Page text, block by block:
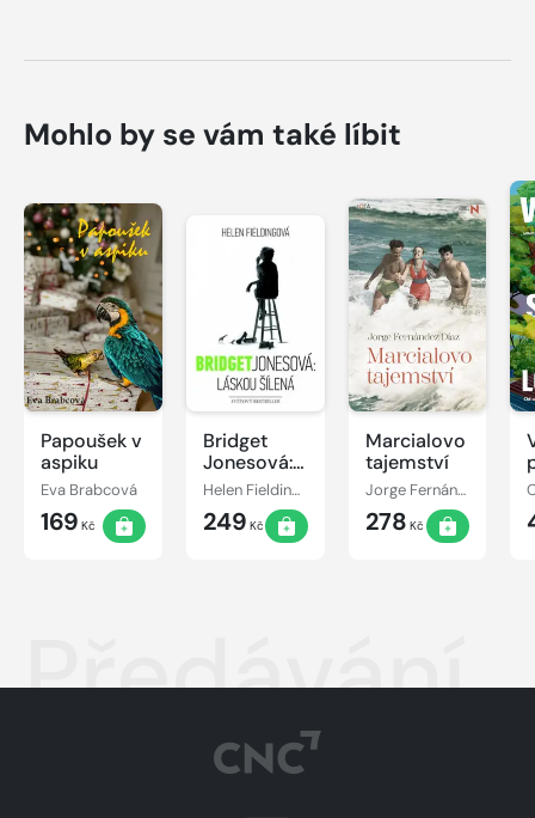
Mohlo by se vám také líbit
Papoušek v
aspiku
Eva Brabcová
169 Kč
Bridget
Jonesová:
láskou
Helen Fieldingová
249 Kč
Marcialovo
tajemství
Jorge Fernández Díaz
278 Kč
Předávání